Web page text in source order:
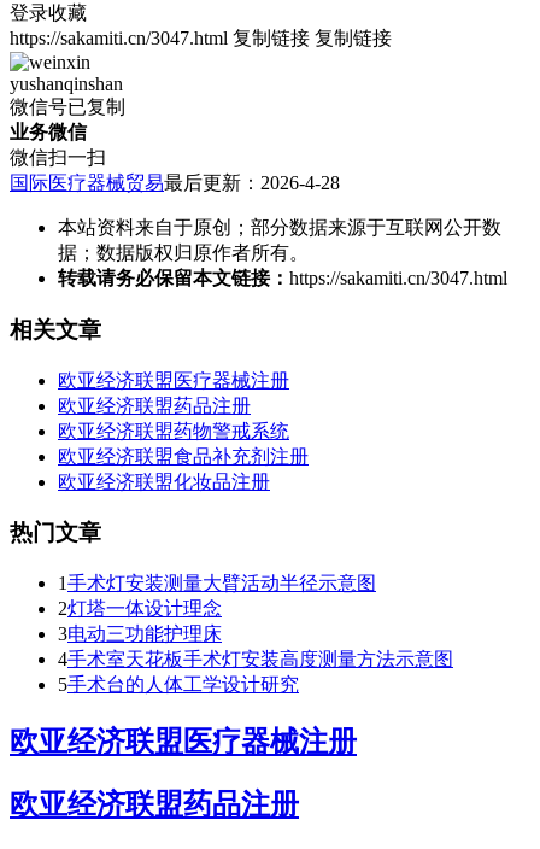
登录收藏
https://sakamiti.cn/3047.html 复制链接 复制链接
yushanqinshan
微信号已复制
业务微信
微信扫一扫
国际医疗器械贸易最后更新：2026-4-28
本站资料来自于原创；部分数据来源于互联网公开数
据；数据版权归原作者所有。
转载请务必保留本文链接： https://sakamiti.cn/3047.html
相关文章
欧亚经济联盟医疗器械注册
欧亚经济联盟药品注册
欧亚经济联盟药物警戒系统
欧亚经济联盟食品补充剂注册
欧亚经济联盟化妆品注册
热门文章
1手术灯安装测量大臂活动半径示意图
2灯塔一体设计理念
3电动三功能护理床
4手术室天花板手术灯安装高度测量方法示意图
5手术台的人体工学设计研究
欧亚经济联盟医疗器械注册
欧亚经济联盟药品注册